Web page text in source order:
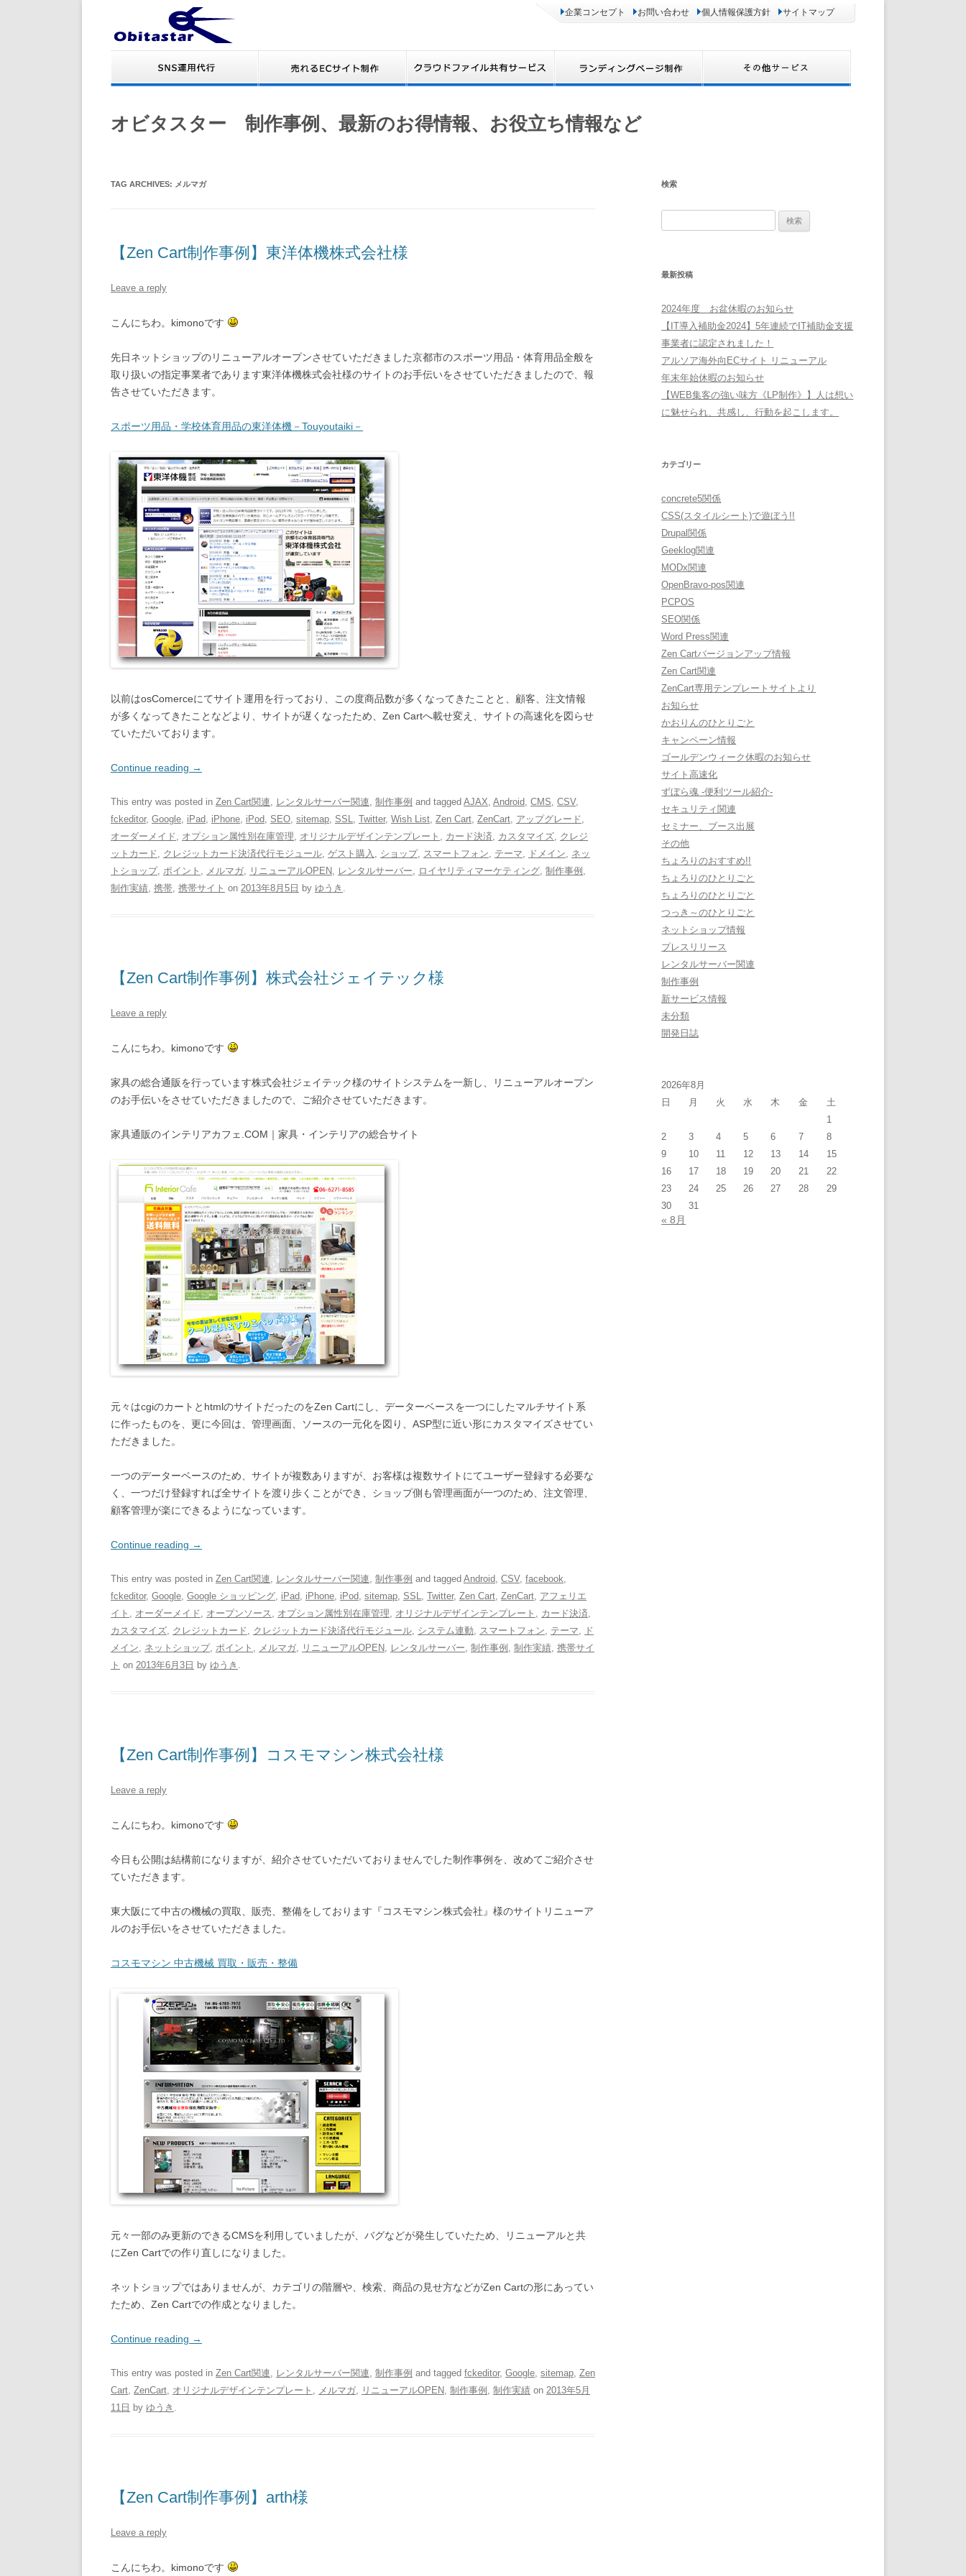
企業コンセプト お問い合わせ 個人情報保護方針 サイトマップ
オビタスター 制作事例、最新のお得情報、お役立ち情報など
TAG ARCHIVES: メルマガ
【Zen Cart制作事例】東洋体機株式会社様
Leave a reply
こんにちわ。kimonoです
先日ネットショップのリニューアルオープンさせていただきました京都市のスポーツ用品・体育用品全般を
取り扱いの指定事業者であります東洋体機株式会社様のサイトのお手伝いをさせていただきましたので、報
告させていただきます。
スポーツ用品・学校体育用品の東洋体機－Touyoutaiki－
以前はosComerceにてサイト運用を行っており、この度商品数が多くなってきたことと、顧客、注文情報
が多くなってきたことなどより、サイトが遅くなったため、Zen Cartへ載せ変え、サイトの高速化を図らせ
ていただいております。
Continue reading →
This entry was posted in Zen Cart関連, レンタルサーバー関連, 制作事例 and tagged AJAX, Android, CMS, CSV,
fckeditor, Google, iPad, iPhone, iPod, SEO, sitemap, SSL, Twitter, Wish List, Zen Cart, ZenCart, アップグレード ,
オーダーメイド , オプション属性別在庫管理, オリジナルデザインテンプレート , カード決済, カスタマイズ, クレジ
ットカード , クレジットカード決済代行モジュール, ゲスト購入 , ショップ, スマートフォン, テーマ, ドメイン, ネッ
トショップ, ポイント , メルマガ, リニューアルOPEN, レンタルサーバー, ロイヤリティマーケティング, 制作事例 ,
制作実績, 携帯, 携帯サイト on 2013年8月5日 by ゆうき .
【Zen Cart制作事例】株式会社ジェイテック様
Leave a reply
こんにちわ。kimonoです
家具の総合通販を行っています株式会社ジェイテック様のサイトシステムを一新し、リニューアルオープン
のお手伝いをさせていただきましたので、ご紹介させていただきます。
家具通販のインテリアカフェ.COM｜家具・インテリアの総合サイト
元々はcgiのカートとhtmlのサイトだったのをZen Cartにし、データーベースを一つにしたマルチサイト系
に作ったものを、更に今回は、管理画面、ソースの一元化を図り、ASP型に近い形にカスタマイズさせてい
ただきました。
一つのデーターベースのため、サイトが複数ありますが、お客様は複数サイトにてユーザー登録する必要な
く、一つだけ登録すれば全サイトを渡り歩くことができ、ショップ側も管理画面が一つのため、注文管理、
顧客管理が楽にできるようになっています。
Continue reading →
This entry was posted in Zen Cart関連, レンタルサーバー関連, 制作事例 and tagged Android, CSV, facebook,
fckeditor, Google, Google ショッピング, iPad, iPhone, iPod, sitemap, SSL, Twitter, Zen Cart, ZenCart, アフェリエ
イト , オーダーメイド , オープンソース , オプション属性別在庫管理, オリジナルデザインテンプレート , カード決済,
カスタマイズ, クレジットカード , クレジットカード決済代行モジュール, システム連動, スマートフォン, テーマ, ド
メイン, ネットショップ, ポイント , メルマガ, リニューアルOPEN, レンタルサーバー, 制作事例 , 制作実績, 携帯サイ
ト on 2013年6月3日 by ゆうき .
【Zen Cart制作事例】コスモマシン株式会社様
Leave a reply
こんにちわ。kimonoです
今日も公開は結構前になりますが、紹介させていただいておりませんでした制作事例を、改めてご紹介させ
ていただきます。
東大阪にて中古の機械の買取、販売、整備をしております『コスモマシン株式会社』様のサイトリニューア
ルのお手伝いをさせていただきました。
コスモマシン 中古機械 買取・販売・整備
元々一部のみ更新のできるCMSを利用していましたが、バグなどが発生していたため、リニューアルと共
にZen Cartでの作り直しになりました。
ネットショップではありませんが、カテゴリの階層や、検索、商品の見せ方などがZen Cartの形にあってい
たため、Zen Cartでの作成となりました。
Continue reading →
This entry was posted in Zen Cart関連, レンタルサーバー関連, 制作事例 and tagged fckeditor, Google, sitemap, Zen
Cart, ZenCart, オリジナルデザインテンプレート , メルマガ, リニューアルOPEN, 制作事例 , 制作実績 on 2013年5月
11日 by ゆうき .
【Zen Cart制作事例】arth様
Leave a reply
こんにちわ。kimonoです
検索
最新投稿
2024年度 お盆休暇のお知らせ
【IT導入補助金2024】5年連続でIT補助金支援
事業者に認定されました！
アルソア海外向ECサイト リニューアル
年末年始休暇のお知らせ
【WEB集客の強い味方《LP制作》】人は想い
に魅せられ、共感し、行動を起こします。
カテゴリー
concrete5関係
CSS(スタイルシート)で遊ぼう!!
Drupal関係
Geeklog関連
MODx関連
OpenBravo-pos関連
PCPOS
SEO関係
Word Press関連
Zen Cartバージョンアップ情報
Zen Cart関連
ZenCart専用テンプレートサイトより
お知らせ
かおりんのひとりごと
キャンペーン情報
ゴールデンウィーク休暇のお知らせ
サイト高速化
ずぼら魂 -便利ツール紹介-
セキュリティ関連
セミナー、ブース出展
その他
ちょろりのおすすめ!!
ちょろりのひとりごと
ちょろりのひとりごと
つっき～のひとりごと
ネットショップ情報
プレスリリース
レンタルサーバー関連
制作事例
新サービス情報
未分類
開発日誌
2026年8月
日
月 火 水 木 金
土
1
2
3 4 5 6 7
8
9
10 11 12 13 14
15
16
17 18 19 20 21
22
23
24 25 26 27 28
29
30
31
« 8月